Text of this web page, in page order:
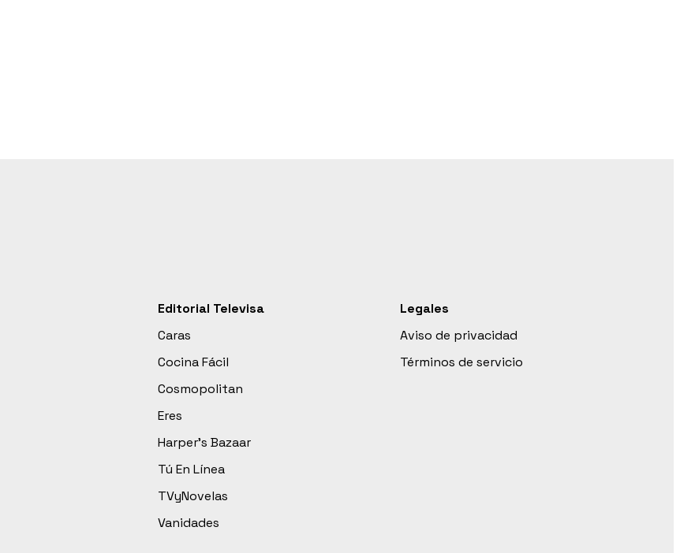
Editorial Televisa
Caras
Cocina Fácil
Cosmopolitan
Eres
Harper’s Bazaar
Tú En Línea
TVyNovelas
Vanidades
Legales
Aviso de privacidad
Términos de servicio